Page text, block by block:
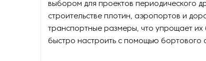
выбором для проектов периодического
строительстве плотин, аэропортов и
транспортные размеры, что упрощает
быстро настроить с помощью бортового